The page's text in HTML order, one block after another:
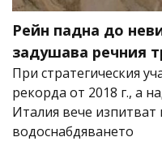
Рейн падна до
задушава речния
При стратегическия
рекорда от 2018 г., а
Италия вече изпитват
водоснабдяването